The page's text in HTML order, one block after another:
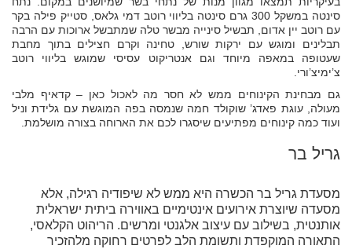
סינטה במשקל 300 גרם סינטה בליווי רוטב דמי גלאס, סטייק פילה בקר
עם רוטב יין אדום, תבשיל סינייה מבשר טלה שמתבשל ארוכות עם הרבה
תבלינים ומוגש עם ירקות שורש, טחינה וקרם חצילים בתוך מחבת
שעטופה במאפה מיוחד וגם אנטריקוט עסיסי שמוגש בליווי רוטב
צ’ימיצ’ורי.
גם מבחינת הקינוחים ממש לא חסר מה לאכול כאן – קדאיף מלבי
מעולה, עוגת פאדג’ שוקולד חמה שנמסה בפה המוגשת עם גלידת וניל
ועוד כמה קינוחים מפתיעים שיסגרו לכם את הארוחה בצורה מושלמת.
גריל בר
מסעדת גריל בר הכשרה היא ממש לא שיפודיה רגילה, אלא
מסעדה שיוצרת אירועים אינטימיים באווירה ביתית ישראלית
אותנטית, בשילוב עם עיצוב אלגנטי ומרשים. הריהוט הקלאסי,
התאורה המוקפדת ותשומת הלב לפרטים רחוקה מלהזכיר